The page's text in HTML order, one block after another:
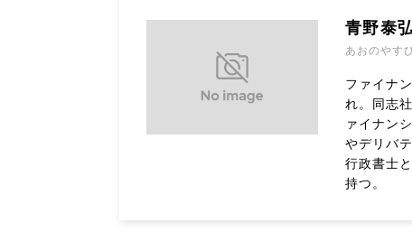
青野泰
あおのやす
ファイナ
れ。同志
ァイナン
やデリバ
行政書士
持つ。